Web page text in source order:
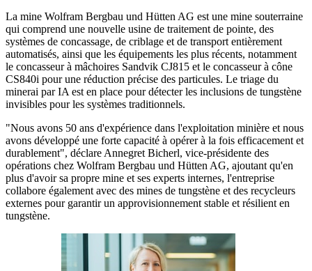
La mine Wolfram Bergbau und Hütten AG est une mine souterraine
qui comprend une nouvelle usine de traitement de pointe, des
systèmes de concassage, de criblage et de transport entièrement
automatisés, ainsi que les équipements les plus récents, notamment
le concasseur à mâchoires Sandvik CJ815 et le concasseur à cône
CS840i pour une réduction précise des particules. Le triage du
minerai par IA est en place pour détecter les inclusions de tungstène
invisibles pour les systèmes traditionnels.
"Nous avons 50 ans d'expérience dans l'exploitation minière et nous
avons développé une forte capacité à opérer à la fois efficacement et
durablement", déclare Annegret Bicherl, vice-présidente des
opérations chez Wolfram Bergbau und Hütten AG, ajoutant qu'en
plus d'avoir sa propre mine et ses experts internes, l'entreprise
collabore également avec des mines de tungstène et des recycleurs
externes pour garantir un approvisionnement stable et résilient en
tungstène.